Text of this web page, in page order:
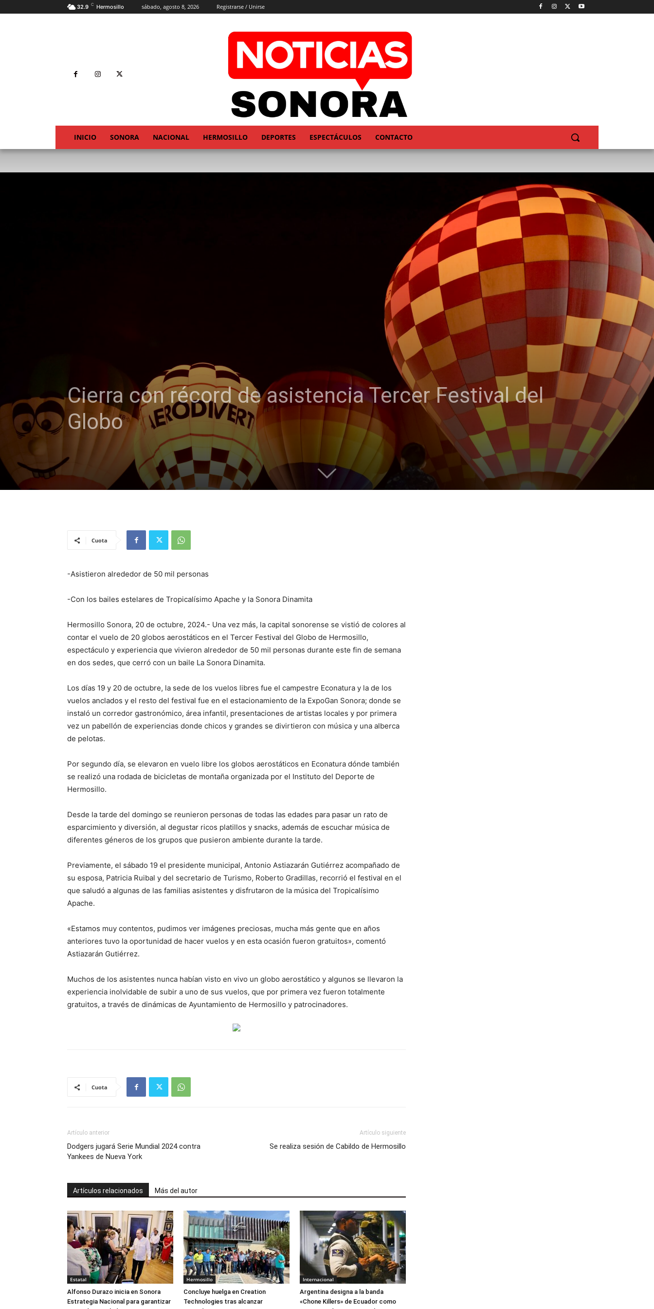
32.9 C Hermosillo sábado, agosto 8, 2026 Registrarse / Unirse
INICIO SONORA NACIONAL HERMOSILLO DEPORTES ESPECTÁCULOS CONTACTO
Cierra con récord de asistencia Tercer Festival del
Globo
Cuota
-Asistieron alrededor de 50 mil personas
-Con los bailes estelares de Tropicalísimo Apache y la Sonora Dinamita
Hermosillo Sonora, 20 de octubre, 2024.- Una vez más, la capital sonorense se vistió de colores al
contar el vuelo de 20 globos aerostáticos en el Tercer Festival del Globo de Hermosillo,
espectáculo y experiencia que vivieron alrededor de 50 mil personas durante este fin de semana
en dos sedes, que cerró con un baile La Sonora Dinamita.
Los días 19 y 20 de octubre, la sede de los vuelos libres fue el campestre Econatura y la de los
vuelos anclados y el resto del festival fue en el estacionamiento de la ExpoGan Sonora; donde se
instaló un corredor gastronómico, área infantil, presentaciones de artistas locales y por primera
vez un pabellón de experiencias donde chicos y grandes se divirtieron con música y una alberca
de pelotas.
Por segundo día, se elevaron en vuelo libre los globos aerostáticos en Econatura dónde también
se realizó una rodada de bicicletas de montaña organizada por el Instituto del Deporte de
Hermosillo.
Desde la tarde del domingo se reunieron personas de todas las edades para pasar un rato de
esparcimiento y diversión, al degustar ricos platillos y snacks, además de escuchar música de
diferentes géneros de los grupos que pusieron ambiente durante la tarde.
Previamente, el sábado 19 el presidente municipal, Antonio Astiazarán Gutiérrez acompañado de
su esposa, Patricia Ruibal y del secretario de Turismo, Roberto Gradillas, recorrió el festival en el
que saludó a algunas de las familias asistentes y disfrutaron de la música del Tropicalísimo
Apache.
«Estamos muy contentos, pudimos ver imágenes preciosas, mucha más gente que en años
anteriores tuvo la oportunidad de hacer vuelos y en esta ocasión fueron gratuitos», comentó
Astiazarán Gutiérrez.
Muchos de los asistentes nunca habían visto en vivo un globo aerostático y algunos se llevaron la
experiencia inolvidable de subir a uno de sus vuelos, que por primera vez fueron totalmente
gratuitos, a través de dinámicas de Ayuntamiento de Hermosillo y patrocinadores.
Cuota
Artículo anterior
Dodgers jugará Serie Mundial 2024 contra
Yankees de Nueva York
Artículo siguiente
Se realiza sesión de Cabildo de Hermosillo
Artículos relacionados Más del autor
Estatal
Alfonso Durazo inicia en Sonora
Estrategia Nacional para garantizar
Hermosillo
Concluye huelga en Creation
Technologies tras alcanzar
Internacional
Argentina designa a la banda
«Chone Killers» de Ecuador como